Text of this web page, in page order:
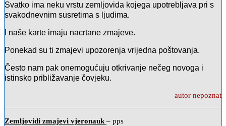
Svatko ima neku vrstu zemljovida kojega upotrebljava pri s
svakodnevnim susretima s ljudima.
I naše karte imaju nacrtane zmajeve.
Ponekad su ti zmajevi upozorenja vrijedna poštovanja.
Često nam pak onemogućuju otkrivanje nečeg novoga i
istinsko približavanje čovjeku.
autor nepoznat
Zemljovidi zmajevi vjeronauk– pps